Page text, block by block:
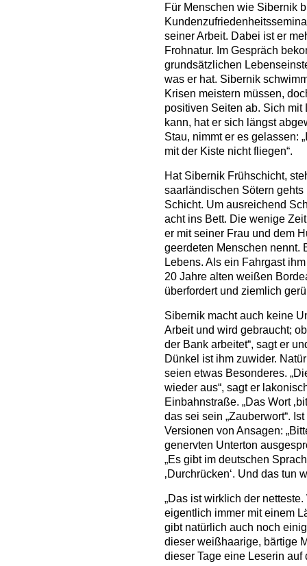
Für Menschen wie Sibernik
seiner Arbeit. Dabei ist er
Frohnatur. Im Gespräch
grundsätzlichen
was er hat. Sibernik
Krisen meistern müssen,
positiven Seiten ab. Sich
kann, hat er sich längst
Stau, nimmt er es gelassen:
mit der Kiste nicht fliegen“.
Hat Sibernik Frühschicht,
saarländischen Sötern
Schicht. Um ausreichend
acht ins Bett. Die wenige
er mit seiner Frau und dem
geerdeten Menschen nennt.
Lebens. Als ein Fahrgast
20 Jahre alten weißen
überfordert und ziemlich
Sibernik macht auch keine
Arbeit und wird gebraucht;
der Bank arbeitet“, sagt er
Dünkel ist ihm zuwider.
seien etwas Besonderes.
wieder aus“, sagt er
Einbahnstraße. „Das Wort
das sei sein „Zauberwort“.
Versionen von Ansagen:
genervten Unterton
„Es gibt im deutschen
‚Durchrücken‘. Und das tun
„Das ist wirklich der
eigentlich immer mit einem
gibt natürlich auch noch
dieser weißhaarige, bärtige
dieser Tage eine Leserin auf